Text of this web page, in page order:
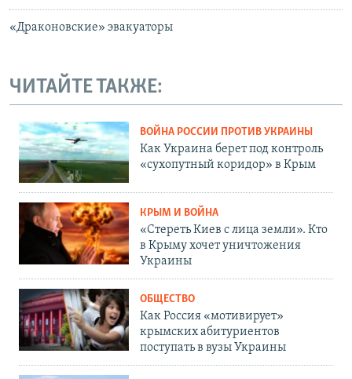
«Драконовские» эвакуаторы
ЧИТАЙТЕ ТАКЖЕ:
ВОЙНА РОССИИ ПРОТИВ УКРАИНЫ
Как Украина берет под контроль
«сухопутный коридор» в Крым
КРЫМ И ВОЙНА
«Стереть Киев с лица земли». Кто
в Крыму хочет уничтожения
Украины
ОБЩЕСТВО
Как Россия «мотивирует»
крымских абитуриентов
поступать в вузы Украины